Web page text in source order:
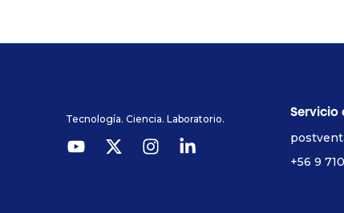
Tecnología. Ciencia. Laboratorio. Servicio
+56 9